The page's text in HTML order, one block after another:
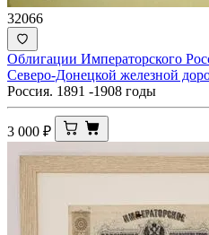
32066
Облигации Императорского
Северо-Донецкой железной
Россия. 1891 -1908 годы
3 000 ₽